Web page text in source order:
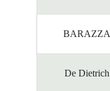
BARAZZA
De Dietrich